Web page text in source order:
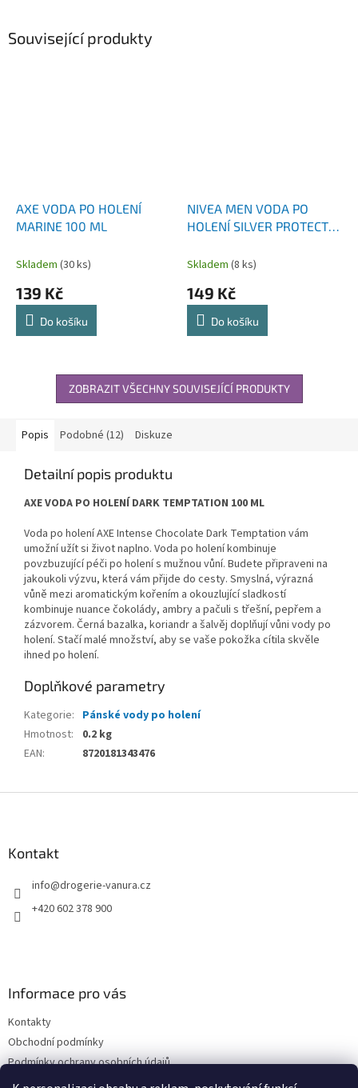
Související produkty
AXE VODA PO HOLENÍ
MARINE 100 ML
Skladem (30 ks)
139 Kč
Do košíku
NIVEA MEN VODA PO
HOLENÍ SILVER PROTECT
Skladem (8 ks)
149 Kč
Do košíku
ZOBRAZIT VŠECHNY SOUVISEJÍCÍ PRODUKTY
Popis Podobné (12) Diskuze
Detailní popis produktu
AXE VODA PO HOLENÍ DARK TEMPTATION 100 ML
Voda po holení AXE Intense Chocolate Dark Temptation vám
umožní užít si život naplno. Voda po holení kombinuje
povzbuzující péči po holení s mužnou vůní. Budete připraveni na
jakoukoli výzvu, která vám přijde do cesty. Smyslná, výrazná
vůně mezi aromatickým kořením a okouzlující sladkostí
kombinuje nuance čokolády, ambry a pačuli s třešní, pepřem a
zázvorem. Černá bazalka, koriandr a šalvěj doplňují vůni vody po
holení. Stačí malé množství, aby se vaše pokožka cítila skvěle
ihned po holení.
Doplňkové parametry
Kategorie: Pánské vody po holení
Hmotnost:
0.2 kg
EAN: 8720181343476
Kontakt
info@drogerie-vanura.cz
+420 602 378 900
Informace pro vás
Kontakty
Obchodní podmínky
Podmínky ochrany osobních údajů
Dodací a platební podmínky